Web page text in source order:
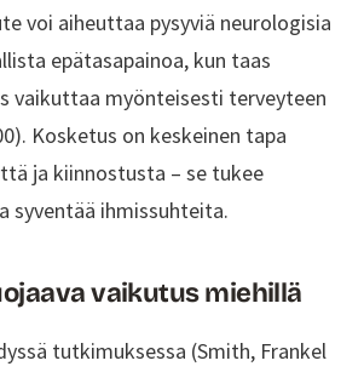
voi aiheuttaa pysyviä neurologisia
epätasapainoa, kun taas
vaikuttaa myönteisesti terveyteen
Kosketus on keskeinen tapa
ja kiinnostusta – se tukee
syventää ihmissuhteita.
vaikutus miehillä
tutkimuksessa (Smith, Frankel